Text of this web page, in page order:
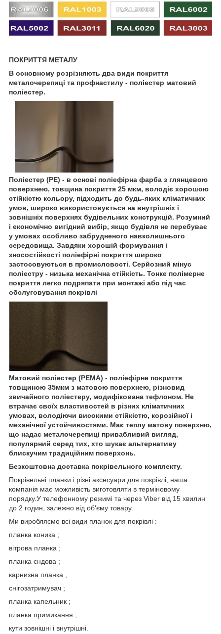
ПОКРИТТЯ МЕТАЛУ
В основному розрізняють два види покриття
металочерепиці та профнастилу - поліестер матовий
поліестер.
Поліестер (РЕ) - в основі поліефірна фарба з глянцевою
поверхнею, товщина покриття 25 мкм, володіє хорошою
стійкістю кольору, підходить до будь-яких кліматичних
умов, широко використовується на внутрішніх і
зовнішніх поверхнях будівельних конструкцій. Розумний
і економічно вигідний вибір, якщо будівля не перебуває
у умовах особливо забрудненого навколишнього
середовища. Завдяки хорошій формування і
зносостійкості поліефірні покриття широко
застосовуються в промисловості. Серйозний мінус
поліестру - низька механічна стійкість. Тонке полімерне
покриття легко подряпати при монтажі або під час
обслуговування покрівлі
Матовий поліестер (РЕМА) - поліефірне покриття
товщиною 35мкм з матовою поверхнею, різновид
звичайного поліестеру, модифікована тефлоном. Не
втрачає своїх властивостей в різних кліматичних
умовах, володіючи високими стійкістю, корозійної і
механічної устойчивостями. Має теплу матову поверхню,
що надає металочерепиці привабливий вигляд,
популярний серед тих, хто шукає альтернативу
блискучим традиційним поверхонь.
Безкоштовна доставка покрівельного комплекту.
Покрівельні планки і різні аксесуари для покрівлі, наша
компанія має можливість виготовляти в терміновому
порядку.У телефонному режимі та через Viber від 15 хвилин
до 2 годин, залежно від об'єму товару.
Ми виробляємо всі види планок для покрівлі :
планка коника ;
вітрова планка ;
планка єндова ;
карнизна планка ;
снігозатримувач ;
планка капельник ;
планка примикання ;
кути зовнішні і внутрішні.